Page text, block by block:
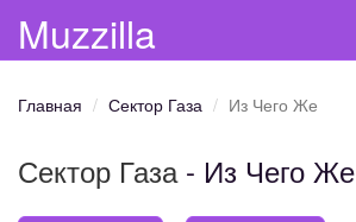
Muzzilla
Главная Сектор Газа Из Чего Же
Сектор Газа- Из Чего Же